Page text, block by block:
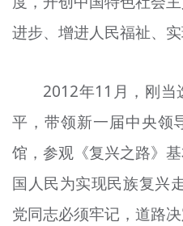
进步、增进人民福祉、
2012年11月，刚当
平，带领新一届中央领
馆，参观《复兴之路》
国人民为实现民族复兴
党同志必须牢记，道路